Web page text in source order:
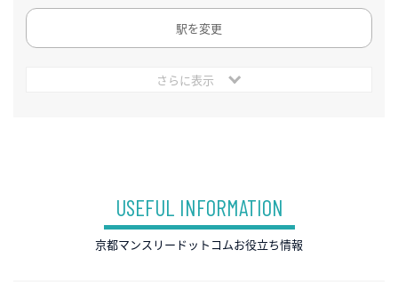
駅を変更
さらに表示
USEFUL INFORMATION
京都マンスリードットコムお役立ち情報